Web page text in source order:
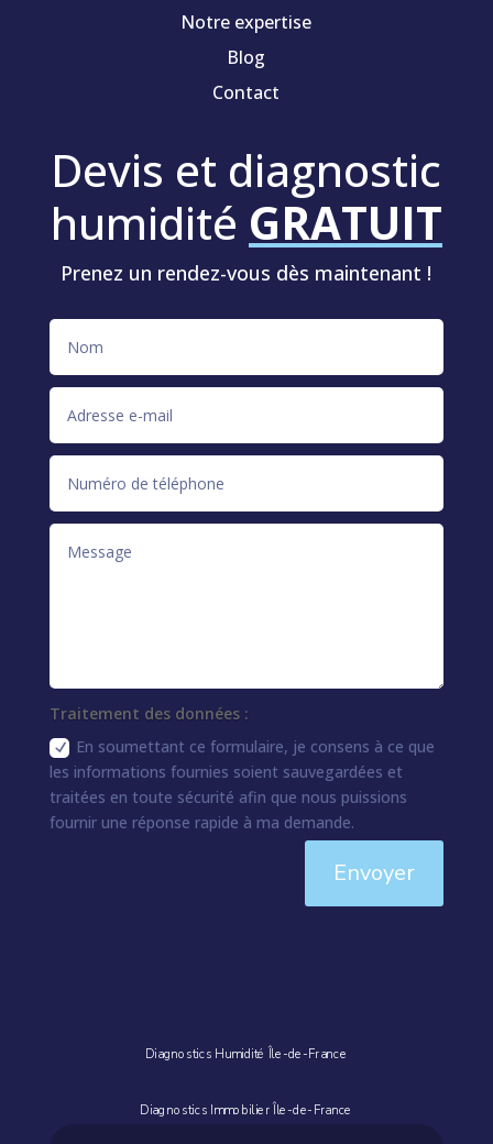
Notre expertise
Blog
Contact
Devis et diagnostic
humidité GRATUIT
Prenez un rendez-vous dès maintenant !
Traitement des données :
En soumettant ce formulaire, je consens à ce que
les informations fournies soient sauvegardées et
traitées en toute sécurité afin que nous puissions
fournir une réponse rapide à ma demande.
Envoyer
Diagnostics Humidité Île-de-France
Diagnostics Immobilier Île-de-France